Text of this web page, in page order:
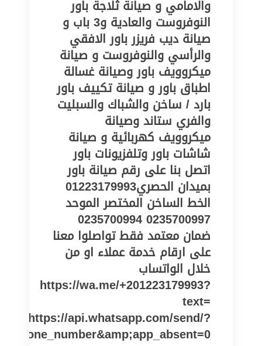
والامامي و صيانة ثلاجة باور
النوفروست والعادية و3 باب و
صيانة ديب فريزر باور الافقي
والرأسي والنوفروست و صيانة
ميكروويف باور وصيانة غسالة
اطباق باور و صيانة تكييف باور
بارد / ساخن والشباك والسبليت
والفري ستاند وصيانة
ميكروويف كهربائية و صيانة
شاشات باور وتلفزيونات باور
اتصل بنا على رقم صيانة باور
بميدان الحصري‎ 01223179993
الخط الساخن المختصر الموحد
0235700997 0235700994
ضمان معتمد فقط تواصلوا معنا
على ارقام خدمة عملاء او من
خلال الواتساب
https://wa.me/+201223179993?
text=
https://api.whatsapp.com/send/?